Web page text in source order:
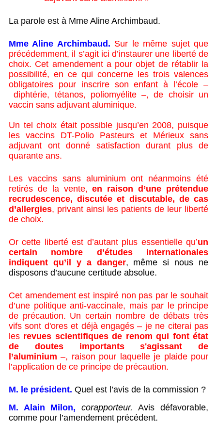
La parole est à Mme Aline Archimbaud.
Mme Aline Archimbaud. Sur le même sujet que
précédemment, il s’agit ici d’instaurer une liberté de
choix. Cet amendement a pour objet de rétablir la
possibilité, en ce qui concerne les trois valences
obligatoires pour inscrire son enfant à l’école –
diphtérie, tétanos, poliomyélite –, de choisir un
vaccin sans adjuvant aluminique.
Un tel choix était possible jusqu’en 2008, puisque
les vaccins DT-Polio Pasteurs et Mérieux sans
adjuvant ont donné satisfaction durant plus de
quarante ans.
Les vaccins sans aluminium ont néanmoins été
retirés de la vente, en raison d’une prétendue
recrudescence, discutée et discutable, de cas
d’allergies, privant ainsi les patients de leur liberté
de choix.
Or cette liberté est d’autant plus essentielle qu’un
certain nombre d’études internationales
indiquent qu’il y a danger, même si nous ne
disposons d’aucune certitude absolue.
Cet amendement est inspiré non pas par le souhait
d’une politique anti-vaccinale, mais par le principe
de précaution. Un certain nombre de débats très
vifs sont d'ores et déjà engagés – je ne citerai pas
les revues scientifiques de renom qui font état
de doutes importants s'agissant de
l’aluminium –, raison pour laquelle je plaide pour
l’application de ce principe de précaution.
M. le président. Quel est l’avis de la commission ?
M. Alain Milon, corapporteur. Avis défavorable,
comme pour l’amendement précédent.